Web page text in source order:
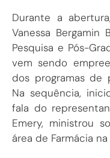
Durante a
Vanessa Bergamin
Pesquisa e Pós-
vem sendo
dos programas de
Na sequência,
fala do
Emery, ministrou
área de Farmácia na